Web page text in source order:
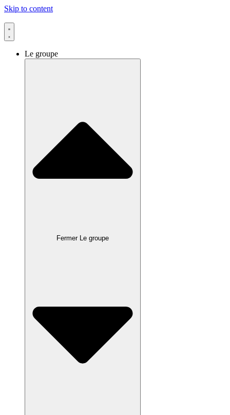
Skip to content
Le groupe
Fermer Le groupe